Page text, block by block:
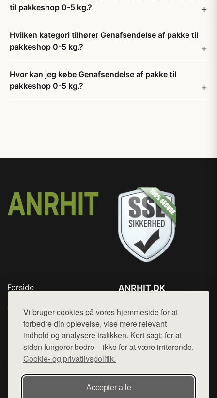
Vi bruger cookies på vores hjemmeside for at
forbedre din oplevelse, vise mere relevant
indhold og analysere trafikken. Kort sagt: for at
siden fungerer bedre – ikke for at være irriterende.
Cookie- og privatlivspolitik.
Accepter alle
til pakkeshop 0-5 kg.?
Hvilken kategori tilhører Genafsendelse af pakke til
pakkeshop 0-5 kg.?
Hvor kan jeg købe Genafsendelse af pakke til
pakkeshop 0-5 kg.?
Forside
Top Rabatter
Blog
Kontakt
ANRHIT.DK
Mail: hej@want.dk
Cookie- og privatlivspolitik
Denne side er en del af want.dk, der udgiver en række